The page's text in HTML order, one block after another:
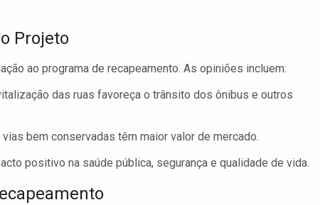
Projeto
ao programa de recapeamento. As opiniões incluem:
das ruas favoreça o trânsito dos ônibus e outros
bem conservadas têm maior valor de mercado.
positivo na saúde pública, segurança e qualidade de vida.